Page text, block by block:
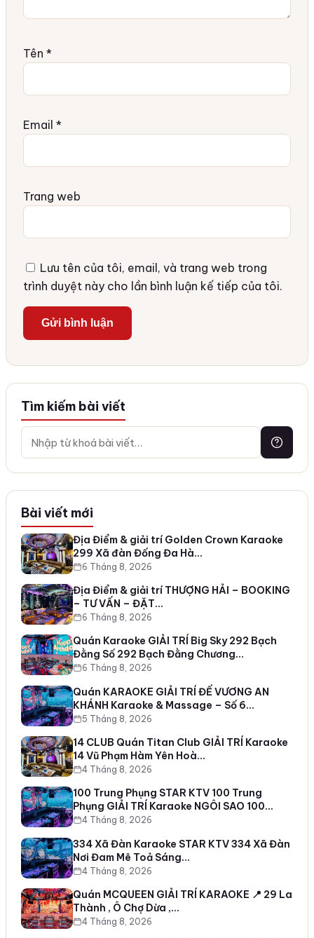
Tên *
Email *
Trang web
Lưu tên của tôi, email, và trang web trong
trình duyệt này cho lần bình luận kế tiếp của tôi.
Tìm kiếm bài viết
Bài viết mới
Địa Điểm & giải trí Golden Crown Karaoke
299 Xã đàn Đống Đa Hà…
6 Tháng 8, 2026
Địa Điểm & giải trí THƯỢNG HẢI – BOOKING
– TƯ VẤN – ĐẶT…
6 Tháng 8, 2026
Quán Karaoke GIẢI TRÍ Big Sky 292 Bạch
Đằng Số 292 Bạch Đằng Chương…
6 Tháng 8, 2026
Quán KARAOKE GIẢI TRÍ ĐẾ VƯƠNG AN
KHÁNH Karaoke & Massage – Số 6…
5 Tháng 8, 2026
14 CLUB Quán Titan Club GIẢI TRÍ Karaoke
14 Vũ Phạm Hàm Yên Hoà…
4 Tháng 8, 2026
100 Trung Phụng STAR KTV 100 Trung
Phụng GIẢI TRÍ Karaoke NGÔI SAO 100…
4 Tháng 8, 2026
334 Xã Đàn Karaoke STAR KTV 334 Xã Đàn
Nơi Đam Mê Toả Sáng…
4 Tháng 8, 2026
Quán MCQUEEN GIẢI TRÍ KARAOKE 📍 29 La
Thành , Ô Chợ Dừa ,…
4 Tháng 8, 2026